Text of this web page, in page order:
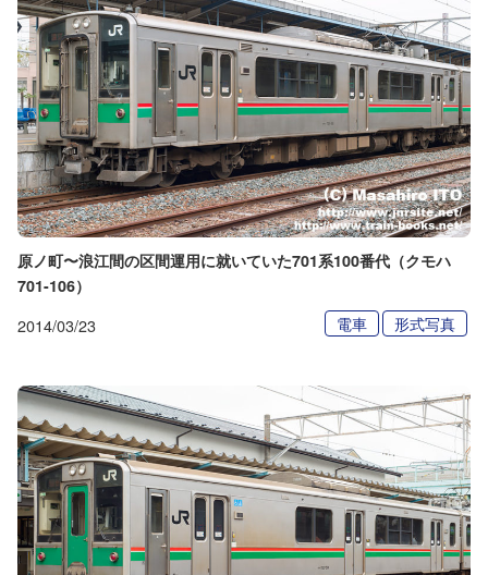
原ノ町〜浪江間の区間運用に就いていた701系100番代（クモハ
701-106）
2014/03/23 電車 形式写真